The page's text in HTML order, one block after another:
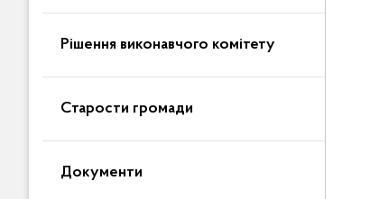
Рішення виконавчого комітету
Старости громади
Документи